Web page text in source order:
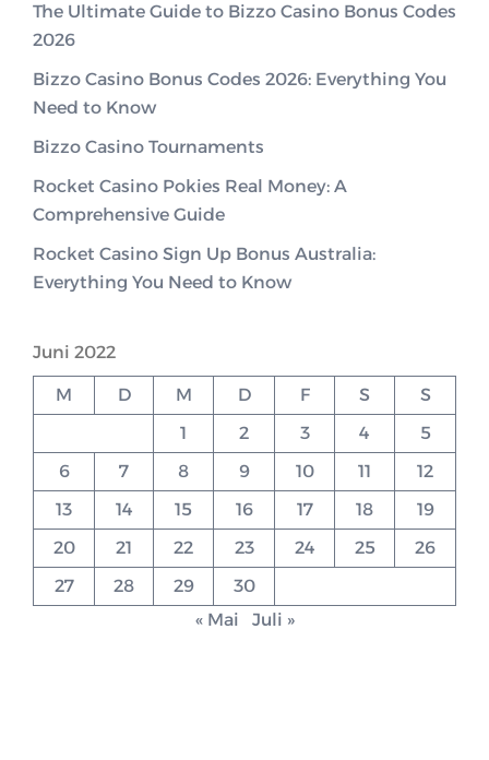
The Ultimate Guide to Bizzo Casino Bonus Codes
2026
Bizzo Casino Bonus Codes 2026: Everything You
Need to Know
Bizzo Casino Tournaments
Rocket Casino Pokies Real Money: A
Comprehensive Guide
Rocket Casino Sign Up Bonus Australia:
Everything You Need to Know
Juni 2022
M D M D F S
S
1
2 3 4
5
6
7 8 9 10 11
12
13
14 15 16 17 18
19
20
21 22 23 24 25
26
27
28 29
30
« Mai
Juli »